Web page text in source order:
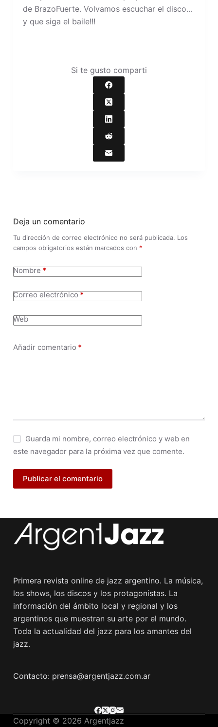
de BrazoFuerte. Volvamos escuchar el disco…
y que siga el baile!!!
Si te gusto comparti
Deja un comentario
Tu dirección de correo electrónico no será publicada. Los
campos obligatorios están marcados con *
Nombre*
Correo electrónico*
Web
Añadir comentario *
Guarda mi nombre, correo electrónico y web en
este navegador para la próxima vez que comente.
Publicar el comentario
Primera revista online de jazz argentino. La música,
los shows, los discos y los protagonistas. La
información del ámbito local y regional y los
argentinos que muestran su arte por el mundo.
Toda la actualidad del jazz para los amantes del
jazz.
Contacto: prensa@argentjazz.com.ar
Copyright © 2026 Argentjazz